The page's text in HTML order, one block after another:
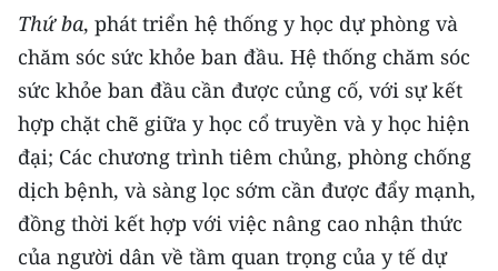
Thứba, phát triển hệ thống y học dự phòng và
chăm sóc sức khỏe ban đầu. Hệ thống chăm sóc
sức khỏe ban đầu cần được củng cố, với sự kết
hợp chặt chẽ giữa y học cổ truyền và y học hiện
đại; Các chương trình tiêm chủng, phòng chống
dịch bệnh, và sàng lọc sớm cần được đẩy mạnh,
đồng thời kết hợp với việc nâng cao nhận thức
của người dân về tầm quan trọng của y tế dự